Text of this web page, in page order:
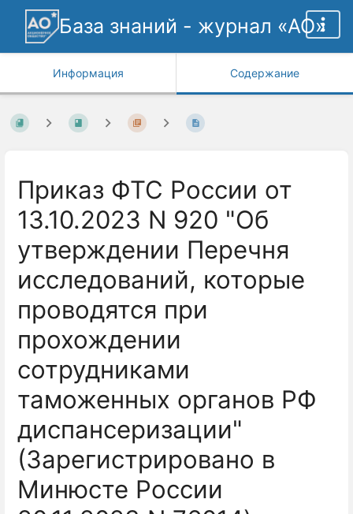
База знаний - журнал «АО»
Информация Содержание
Приказ ФТС России от
13.10.2023 N 920 "Об
утверждении Перечня
исследований, которые
проводятся при
прохождении
сотрудниками
таможенных органов РФ
диспансеризации"
(Зарегистрировано в
Минюсте России